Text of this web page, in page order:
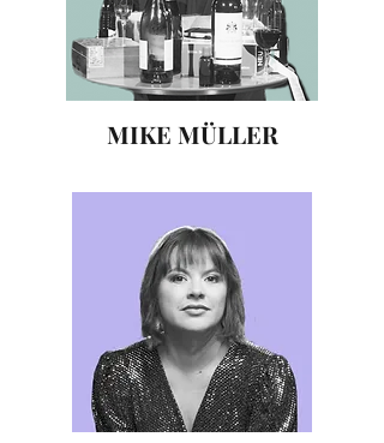
MIKE MÜLLER